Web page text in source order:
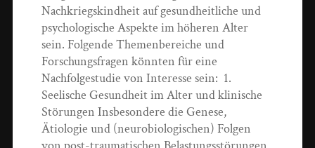
Nachkriegskindheit auf gesundheitliche und
psychologische Aspekte im höheren Alter
sein. Folgende Themenbereiche und
Forschungsfragen könnten für eine
Nachfolgestudie von Interesse sein: 1.
Seelische Gesundheit im Alter und klinische
Störungen Insbesondere die Genese,
Ätiologie und (neurobiologischen) Folgen